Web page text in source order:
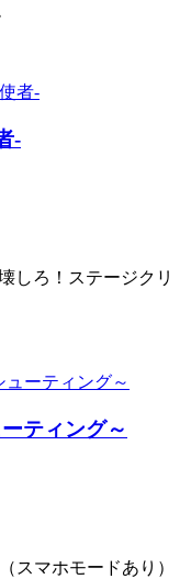
-
しろ！ステージクリ
ティング～
スマホモードあり）